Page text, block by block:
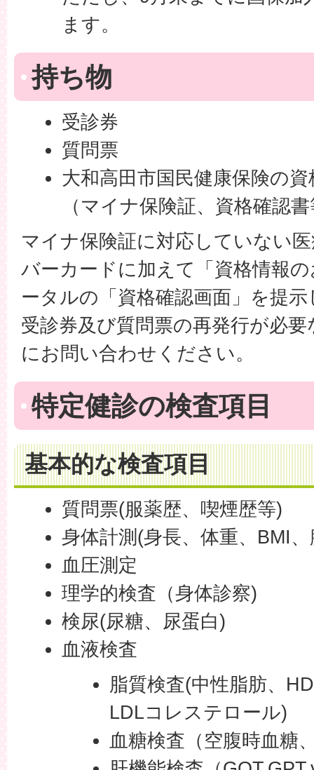
ます。
持ち物
受診券
質問票
大和高田市国民健康保険の
（マイナ保険証、資格確認
マイナ保険証に対応していない
バーカードに加えて「資格情報
ータルの「資格確認画面」を提
受診券及び質問票の再発行が必
にお問い合わせください。
特定健診の検査項目
基本的な検査項目
質問票(服薬歴、喫煙歴等)
身体計測(身長、体重、BMI
血圧測定
理学的検査（身体診察)
検尿(尿糖、尿蛋白)
血液検査
脂質検査(中性脂肪、
LDLコレステロール)
血糖検査（空腹時血糖